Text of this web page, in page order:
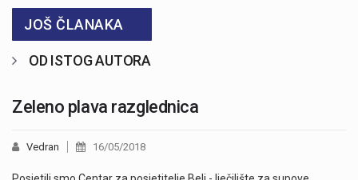
JOŠ ČLANAKA
OD ISTOG AUTORA
Zeleno plava razglednica
Vedran 16/05/2018